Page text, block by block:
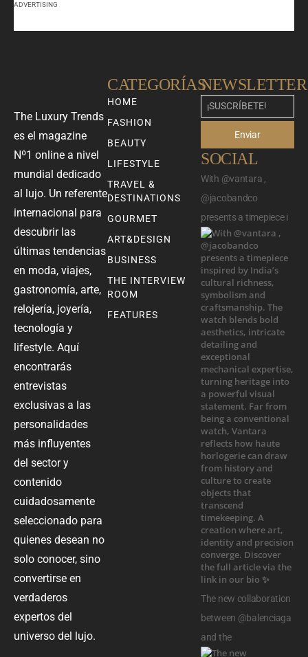
ADVERTISING
The Luxury Trends
es el magazine
Nº1 online a nivel
mundial dedicado
al lujo. Un referente
internacional para
descubrir las
últimas tendencias
en moda, viajes,
gastronomía, arte,
relojería, joyería,
tecnología y
lifestyle. Aquí
encontrarás
entrevistas
exclusivas a las
personalidades
más influyentes
del sector y
contenido
cuidadosamente
seleccionado para
quienes desean no
solo conocer, sino
convertirse en
verdaderos
expertos del
universo del lujo.
CATEGORÍAS
HOME
FASHION
BEAUTY
LIFESTYLE
TRAVEL &
DESTINATIONS
GOURMET
ART&DESIGN
BUSINESS
THE INTERVIEW
ROOM
FEATURES
NEWSLETTER
Enviar
SOCIAL
With @vantara ,
@jacobandco
presents a timepiece i
The new collaboration
between @balenciaga
and the